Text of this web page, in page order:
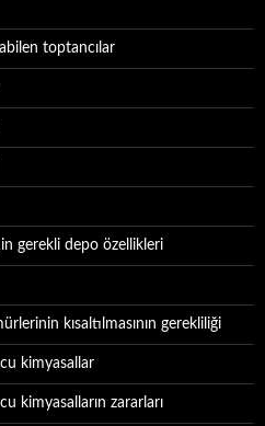
toptancılar
gerekli depo özellikleri
kısaltılmasının gerekliliği
kimyasallar
kimyasalların zararları